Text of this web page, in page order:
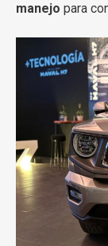
manejo para